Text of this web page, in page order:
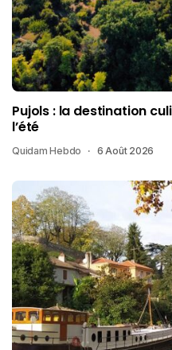
Pujols : la destination
l’été
Quidam Hebdo 6 Août 2026